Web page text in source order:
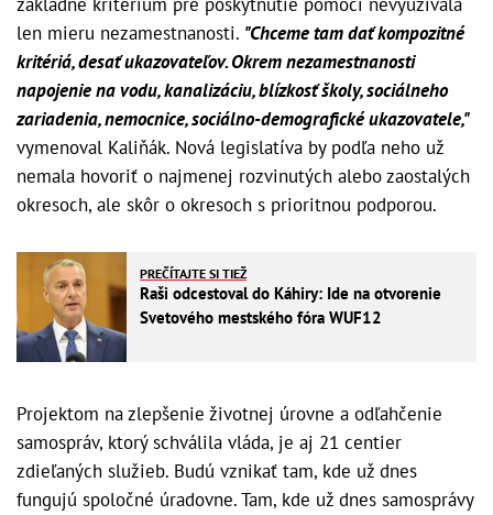
základné kritérium pre poskytnutie pomoci nevyužívala
len mieru nezamestnanosti. "Chceme tam dať kompozitné
kritériá, desať ukazovateľov. Okrem nezamestnanosti
napojenie na vodu, kanalizáciu, blízkosť školy, sociálneho
zariadenia, nemocnice, sociálno-demografické ukazovatele,"
vymenoval Kaliňák. Nová legislatíva by podľa neho už
nemala hovoriť o najmenej rozvinutých alebo zaostalých
okresoch, ale skôr o okresoch s prioritnou podporou.
PREČÍTAJTE SI TIEŽ
Raši odcestoval do Káhiry: Ide na otvorenie
Svetového mestského fóra WUF12
Projektom na zlepšenie životnej úrovne a odľahčenie
samospráv, ktorý schválila vláda, je aj 21 centier
zdieľaných služieb. Budú vznikať tam, kde už dnes
fungujú spoločné úradovne. Tam, kde už dnes samosprávy